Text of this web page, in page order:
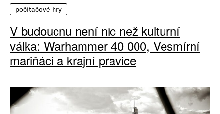
počítačové hry
V budoucnu není nic než kulturní
válka: Warhammer 40 000, Vesmírní
mariňáci a krajní pravice